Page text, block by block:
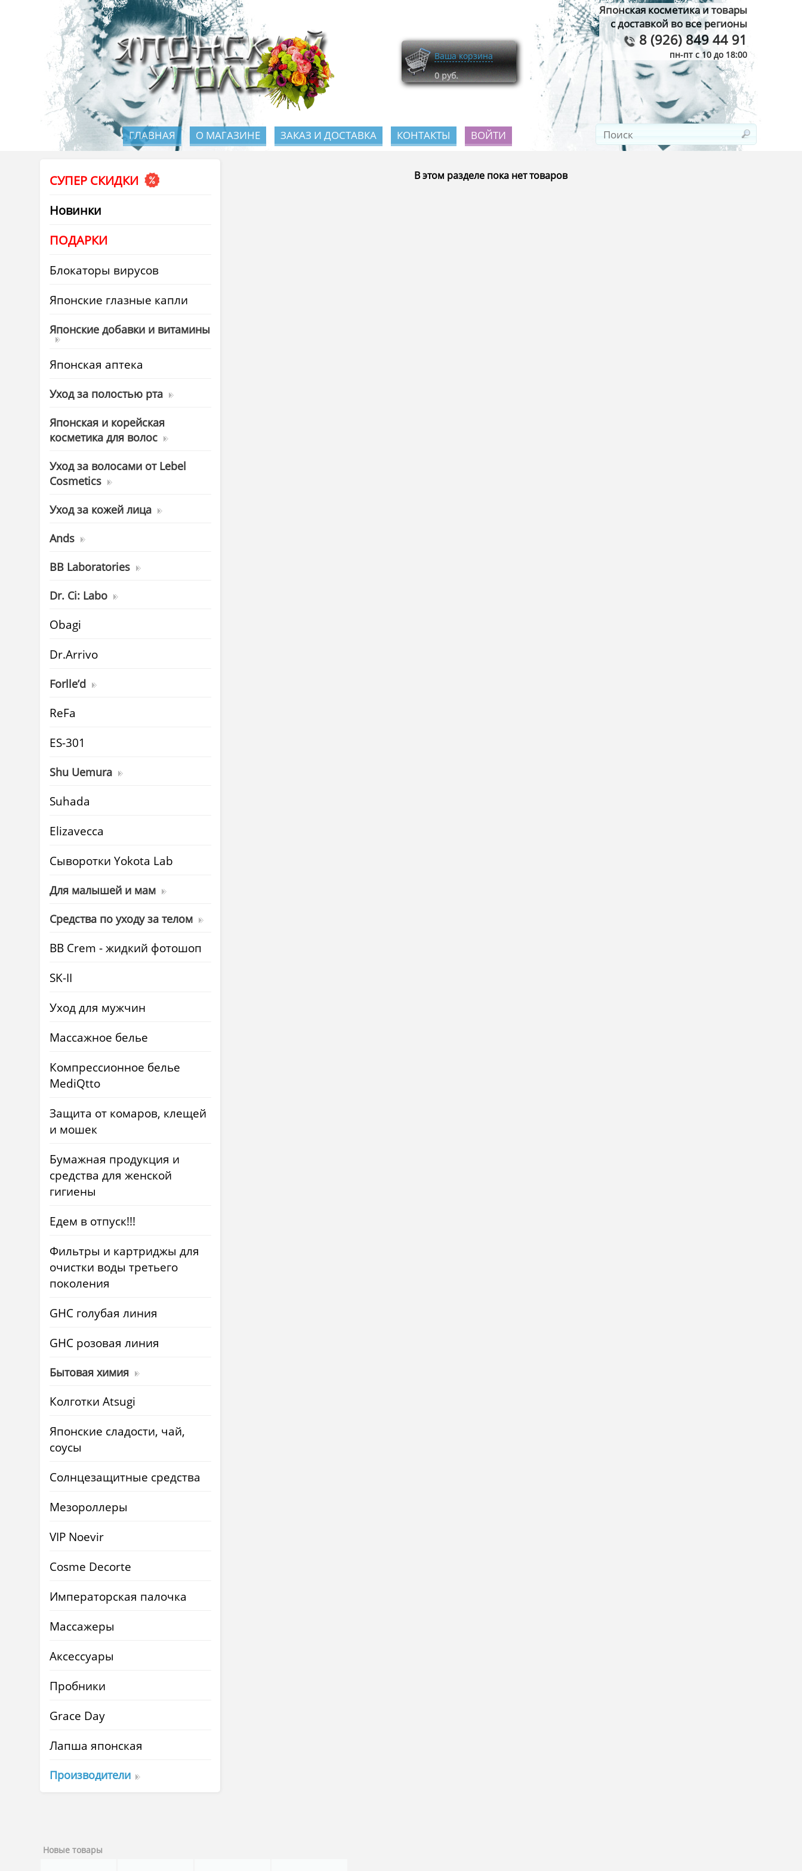
Японская косметика и товары
с доставкой во все регионы
8 (926) 849 44 91
пн-пт с 10 до 18:00
Ваша корзина
0 руб.
ГЛАВНАЯ О МАГАЗИНЕ ЗАКАЗ И ДОСТАВКА КОНТАКТЫ ВОЙТИ
СУПЕР СКИДКИ
Новинки
ПОДАРКИ
Блокаторы вирусов
Японские глазные капли
Японские добавки и витамины
Японская аптека
Уход за полостью рта
Японская и корейская
косметика для волос
Уход за волосами от Lebel
Cosmetics
Уход за кожей лица
Ands
BB Laboratories
Dr. Ci: Labo
Obagi
Dr.Arrivo
Forlle’d
ReFa
ES-301
Shu Uemura
Suhada
Elizavecca
Cыворотки Yokota Lab
Для малышей и мам
Средства по уходу за телом
BB Crem - жидкий фотошоп
SK-II
Уход для мужчин
Массажное белье
Компрессионное белье
MediQtto
Защита от комаров, клещей
и мошек
Бумажная продукция и
средства для женской
гигиены
Едем в отпуск!!!
Фильтры и картриджы для
очистки воды третьего
поколения
GHC голубая линия
GHC розовая линия
Бытовая химия
Колготки Atsugi
Японские сладости, чай,
соусы
Солнцезащитные средства
Мезороллеры
VIP Noevir
Cosme Decorte
Императорская палочка
Массажеры
Аксессуары
Пробники
Grace Day
Лапша японская
Производители
В этом разделе пока нет товаров
Новые товары